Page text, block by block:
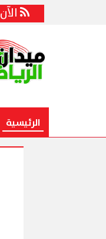
الآنالبحري والبري
الرئيسية